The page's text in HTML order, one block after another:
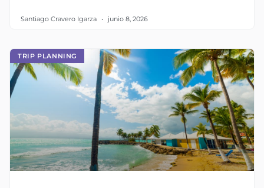
Santiago Cravero Igarza junio 8, 2026
TRIP PLANNING